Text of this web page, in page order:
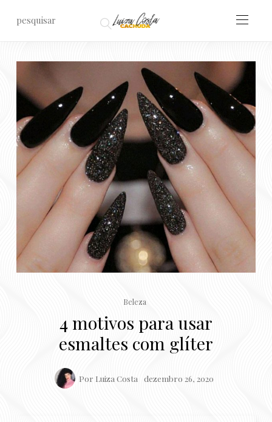
Beleza
4 motivos para usar
esmaltes com glíter
Por Luiza Costa dezembro 26, 2020